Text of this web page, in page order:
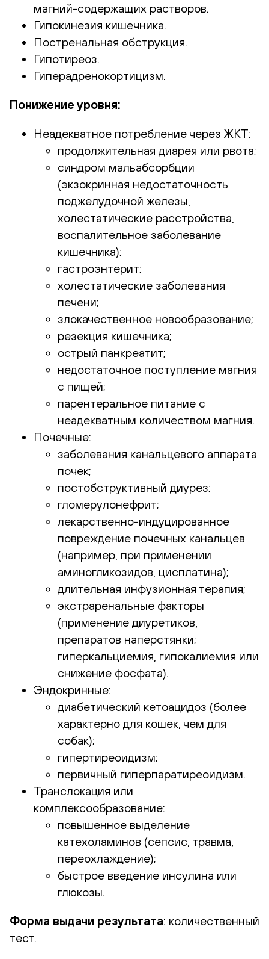
магний-содержащих растворов.
Гипокинезия кишечника.
Постренальная обструкция.
Гипотиреоз.
Гиперадренокортицизм.
Понижение уровня:
Неадекватное потребление через ЖКТ:
продолжительная диарея или рвота;
синдром мальабсорбции
(экзокринная недостаточность
поджелудочной железы,
холестатические расстройства,
воспалительное заболевание
кишечника);
гастроэнтерит;
холестатические заболевания
печени;
злокачественное новообразование;
резекция кишечника;
острый панкреатит;
недостаточное поступление магния
с пищей;
парентеральное питание с
неадекватным количеством магния.
Почечные:
заболевания канальцевого аппарата
почек;
постобструктивный диурез;
гломерулонефрит;
лекарственно-индуцированное
повреждение почечных канальцев
(например, при применении
аминогликозидов, цисплатина);
длительная инфузионная терапия;
экстраренальные факторы
(применение диуретиков,
препаратов наперстянки;
гиперкальциемия, гипокалиемия или
снижение фосфата).
Эндокринные:
диабетический кетоацидоз (более
характерно для кошек, чем для
собак);
гипертиреоидизм;
первичный гиперпаратиреоидизм.
Транслокация или
комплексообразование:
повышенное выделение
катехоламинов (сепсис, травма,
переохлаждение);
быстрое введение инсулина или
глюкозы.
Форма выдачи результата: количественный
тест.